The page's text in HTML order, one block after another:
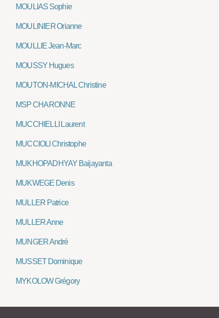
MOULIAS Sophie
MOULINIER Orianne
MOULLIE Jean-Marc
MOUSSY Hugues
MOUTON-MICHAL Christine
MSP CHARONNE
MUCCHIELLI Laurent
MUCCIOLI Christophe
MUKHOPADHYAY Baijayanta
MUKWEGE Denis
MULLER Patrice
MULLER Anne
MUNGER André
MUSSET Dominique
MYKOLOW Grégory